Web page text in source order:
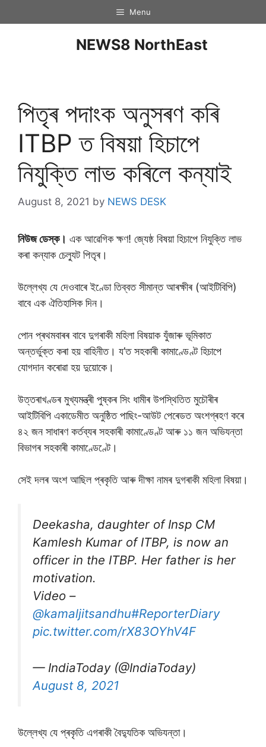
Menu
NEWS8 NorthEast
পিতৃৰ পদাংক অনুসৰণ কৰি
ITBP ত বিষয়া হিচাপে
নিযুক্তি লাভ কৰিলে কন্যাই
August 8, 2021 by NEWS DESK
নিউজ ডেস্ক। এক আৱেগিক ক্ষণ! জ্যেষ্ঠ বিষয়া হিচাপে নিযুক্তি লাভ
কৰা কন্যাক চেল্যুট পিতৃৰ।
উল্লেখ্য যে দেওবাৰে ইণ্ডো তিব্বত সীমান্ত আৰক্ষীৰ (আইটিবিপি)
বাবে এক ঐতিহাসিক দিন।
পোন প্ৰথমবাৰৰ বাবে দুগৰাকী মহিলা বিষয়াক যুঁজাৰু ভূমিকাত
অন্তৰ্ভুক্ত কৰা হয় বাহিনীত। য’ত সহকাৰী কামাণ্ডেণ্ট হিচাপে
যোগদান কৰোৱা হয় দুয়োকে।
উত্তৰাখণ্ডৰ মুখ্যমন্ত্ৰী পুষ্কৰ সিং ধামীৰ উপস্থিতিত মুচৌৰীৰ
আইটিবিপি একাডেমীত অনুষ্ঠিত পাছিং-আউট পেৰেডত অংশগ্ৰহণ কৰে
৪২ জন সাধাৰণ কৰ্তব্যৰ সহকাৰী কামাণ্ডেণ্ট আৰু ১১ জন অভিযন্তা
বিভাগৰ সহকাৰী কামাণ্ডেণ্টে।
সেই দলৰ অংশ আছিল প্ৰকৃতি আৰু দীক্ষা নামৰ দুগৰাকী মহিলা বিষয়া।
Deekasha, daughter of Insp CM
Kamlesh Kumar of ITBP, is now an
officer in the ITBP. Her father is her
motivation.
Video –
@kamaljitsandhu#ReporterDiary
pic.twitter.com/rX83OYhV4F
— IndiaToday (@IndiaToday)
August 8, 2021
উল্লেখ্য যে প্ৰকৃতি এগৰাকী বৈদ্যুতিক অভিযন্তা।